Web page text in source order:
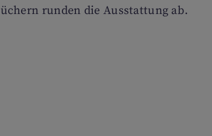
runden die Ausstattung ab.